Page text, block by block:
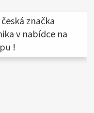
značka
v nabídce na
!